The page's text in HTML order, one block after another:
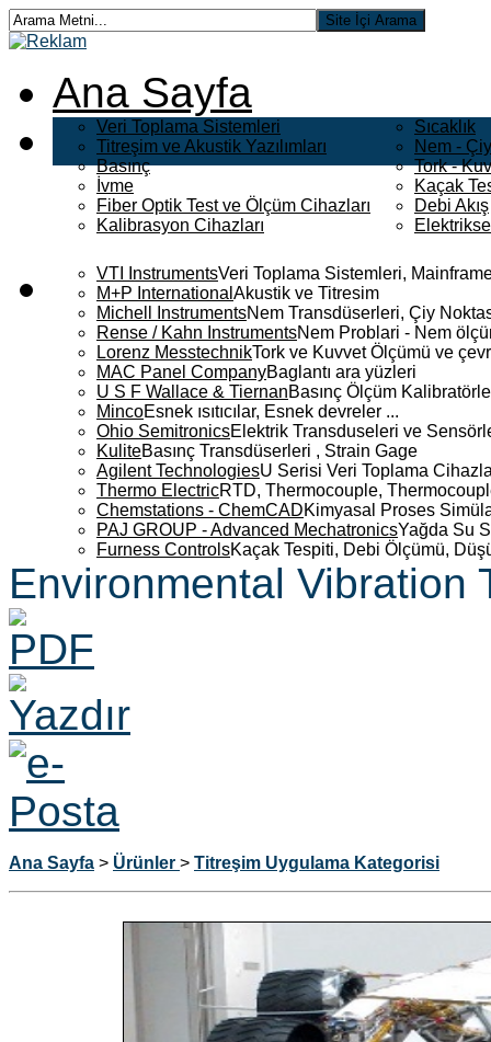
Ana Sayfa
Veri Toplama Sistemleri
Titreşim ve Akustik Yazılımları
Basınç
İvme
Fiber Optik Test ve Ölçüm Cihazları
Kalibrasyon Cihazları
Sıcaklık
Nem -
Tork -
Kaçak
Debi Akış
VTI InstrumentsVeri Toplama Sistemleri,
M+P International Akustik ve Titresim
Michell InstrumentsNem Transdüserleri, Çiy
Rense / Kahn InstrumentsNem Problari - Nem
Lorenz MesstechnikTork ve Kuvvet Ölçümü ve
MAC Panel CompanyBaglantı ara yüzleri
U S F Wallace & TiernanBasınç Ölçüm
MincoEsnek ısıtıcılar, Esnek devreler ...
Ohio SemitronicsElektrik Transduseleri ve
KuliteBasınç Transdüserleri , Strain Gage
Agilent TechnologiesU Serisi Veri Toplama
Thermo ElectricRTD, Thermocouple,
Chemstations - ChemCADKimyasal Proses
PAJ GROUP - Advanced MechatronicsYağda Su
Furness ControlsKaçak Tespiti, Debi Ölçümü,
Environmental Vibration
Ana Sayfa > Ürünler > Titreşim Uygulama Kategorisi